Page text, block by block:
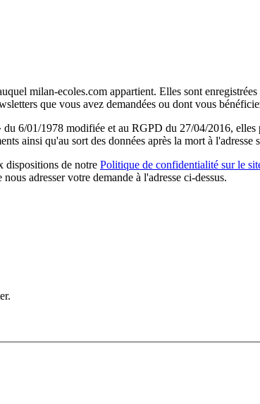
milan-ecoles.com appartient. Elles sont
que vous avez demandées ou dont vous
6/01/1978 modifiée et au RGPD du 27/04/2016,
ainsi qu'au sort des données après la mort à l'adresse
dispositions de notre Politique de confidentialité sur le
adresser votre demande à l'adresse ci-dessus.